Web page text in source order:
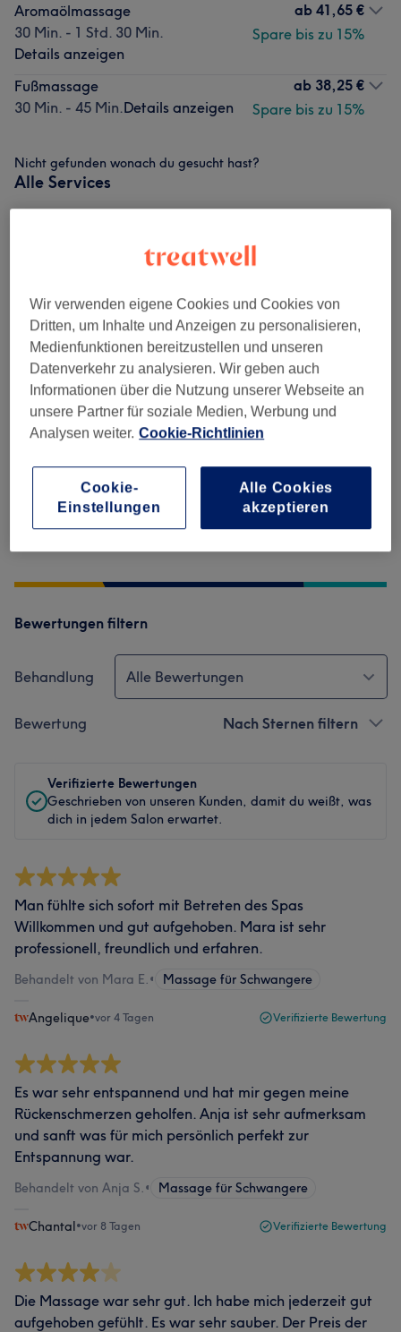
Aromaölmassage
30 Min. - 1 Std. 30 Min.
Details anzeigen
ab 41,65 €
Spare bis zu 15%
Fußmassage
30 Min. - 45 Min.Details anzeigen
ab 38,25 €
Spare bis zu 15%
Nicht gefunden wonach du gesucht hast?
Alle Services
Salonbewertungen
4,8 256 Bewertungen
Sauberkeit
Bewertungen filtern
Behandlung Alle Bewertungen
Bewertung Nach Sternen filtern
Verifizierte Bewertungen
Geschrieben von unseren Kunden, damit du weißt, was
dich in jedem Salon erwartet.
Man fühlte sich sofort mit Betreten des Spas
Willkommen und gut aufgehoben. Mara ist sehr
professionell, freundlich und erfahren.
Behandelt von Mara E.• Massage für Schwangere
Angelique•vor 4 Tagen Verifizierte Bewertung
Es war sehr entspannend und hat mir gegen meine
Rückenschmerzen geholfen. Anja ist sehr aufmerksam
und sanft was für mich persönlich perfekt zur
Entspannung war.
Behandelt von Anja S.• Massage für Schwangere
Chantal•vor 8 Tagen Verifizierte Bewertung
Die Massage war sehr gut. Ich habe mich jederzeit gut
aufgehoben gefühlt. Es war sehr sauber. Der Preis der
Wir verwenden eigene Cookies und Cookies von
Dritten, um Inhalte und Anzeigen zu personalisieren,
Medienfunktionen bereitzustellen und unseren
Datenverkehr zu analysieren. Wir geben auch
Informationen über die Nutzung unserer Webseite an
unsere Partner für soziale Medien, Werbung und
Analysen weiter. Cookie-Richtlinien
Cookie-
Einstellungen
Alle Cookies
akzeptieren